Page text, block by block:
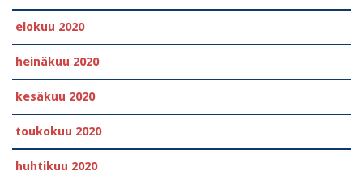
elokuu 2020
heinäkuu 2020
kesäkuu 2020
toukokuu 2020
huhtikuu 2020